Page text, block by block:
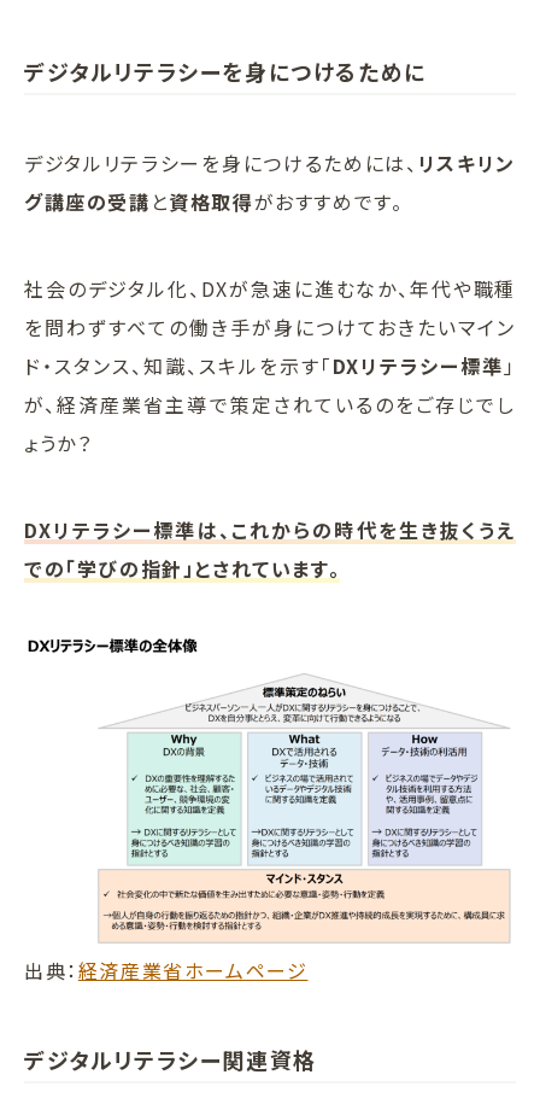
デジタルリテラシーを身につけるために
デジタルリテラシーを身につけるためには、 リスキリン
グ講座の受講 と資格取得がおすすめです。
社会のデジタル化、DXが急速に進むなか、年代や職種
を問わずすべての働き手が身につけておきたいマイン
ド・スタンス、知識、スキルを示す「DXリテラシー標準 」
が、経済産業省主導で策定されているのをご存じでし
ょうか？
DXリテラシー標準は、これからの時代を生き抜くうえ
での「学びの指針」とされています。
出典： 経済産業省ホームページ
デジタルリテラシー関連資格